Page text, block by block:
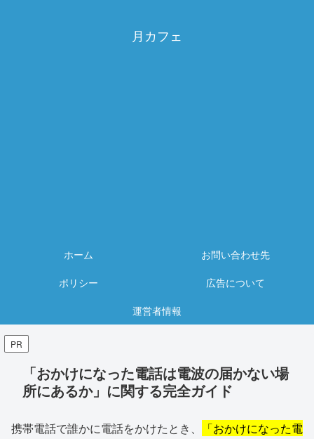
月カフェ
ホーム
お問い合わせ先
ポリシー
広告について
運営者情報
PR
「おかけになった電話は電波の届かない場
所にあるか」に関する完全ガイド
携帯電話で誰かに電話をかけたとき、
「おかけになった電